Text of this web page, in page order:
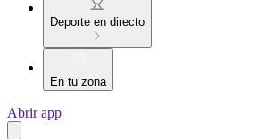
Deporte en directo
En tu zona
Abrir app